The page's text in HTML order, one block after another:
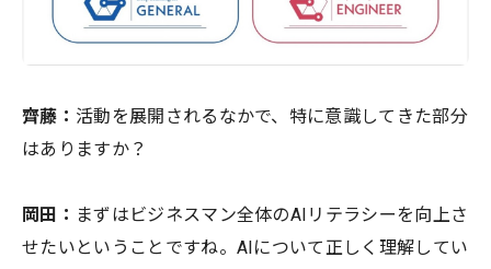
齊藤： 活動を展開されるなかで、特に意識してきた部分
はありますか？
岡田： まずはビジネスマン全体のAIリテラシーを向上さ
せたいということですね。AIについて正しく理解してい